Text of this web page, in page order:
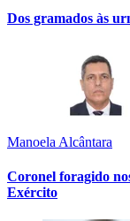
Dos gramados às
Manoela Alcântara
Coronel foragido
Exército